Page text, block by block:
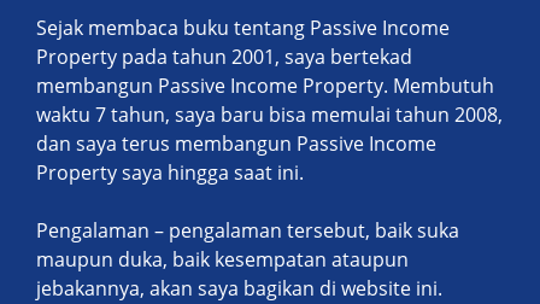
Sejak membaca buku tentang Passive Income
Property pada tahun 2001, saya bertekad
membangun Passive Income Property. Membutuh
waktu 7 tahun, saya baru bisa memulai tahun 2008,
dan saya terus membangun Passive Income
Property saya hingga saat ini.
Pengalaman – pengalaman tersebut, baik suka
maupun duka, baik kesempatan ataupun
jebakannya, akan saya bagikan di website ini.